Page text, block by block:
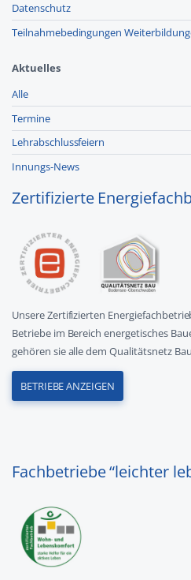
Datenschutz
Teilnahmebedingungen
Aktuelles
Alle
Termine
Lehr­abschluss­feiern
Innungs-News
Zertifizierte
Unsere Zertifizierten
Betriebe im Bereich energetisches
gehören sie alle dem Qualitätsnetz
BETRIEBE ANZEIGEN
Fachbetriebe “leichter